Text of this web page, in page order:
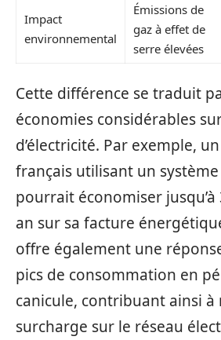
Impact
environnemental
Émissions de
gaz à effet de
serre élevées
Cette différence se traduit
économies considérables
d’électricité. Par exemple,
français utilisant un
pourrait économiser
an sur sa facture
offre également une
pics de consommation en
canicule, contribuant ainsi à
surcharge sur le réseau